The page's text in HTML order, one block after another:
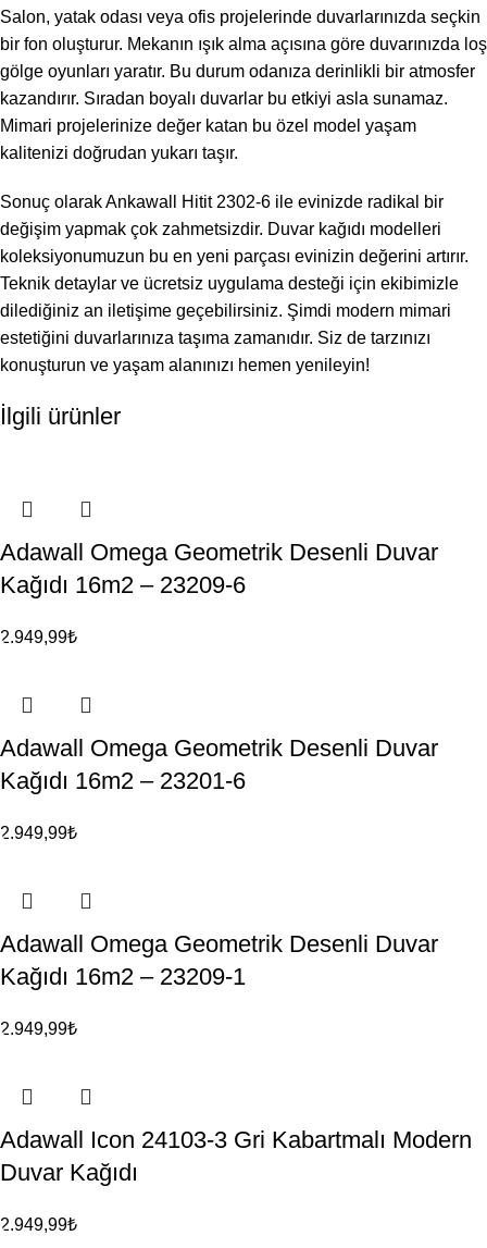
Salon, yatak odası veya ofis projelerinde duvarlarınızda seçkin
bir fon oluşturur. Mekanın ışık alma açısına göre duvarınızda loş
gölge oyunları yaratır. Bu durum odanıza derinlikli bir atmosfer
kazandırır. Sıradan boyalı duvarlar bu etkiyi asla sunamaz.
Mimari projelerinize değer katan bu özel model yaşam
kalitenizi doğrudan yukarı taşır.
Sonuç olarak Ankawall Hitit 2302-6 ile evinizde radikal bir
değişim yapmak çok zahmetsizdir. Duvar kağıdı modelleri
koleksiyonumuzun bu en yeni parçası evinizin değerini artırır.
Teknik detaylar ve ücretsiz uygulama desteği için ekibimizle
dilediğiniz an iletişime geçebilirsiniz. Şimdi modern mimari
estetiğini duvarlarınıza taşıma zamanıdır. Siz de tarzınızı
konuşturun ve yaşam alanınızı hemen yenileyin!
İlgili ürünler
Adawall Omega Geometrik Desenli Duvar
Kağıdı 16m2 – 23209-6
2.949,99₺
Adawall Omega Geometrik Desenli Duvar
Kağıdı 16m2 – 23201-6
2.949,99₺
Adawall Omega Geometrik Desenli Duvar
Kağıdı 16m2 – 23209-1
2.949,99₺
Adawall Icon 24103-3 Gri Kabartmalı Modern
Duvar Kağıdı
2.949,99₺